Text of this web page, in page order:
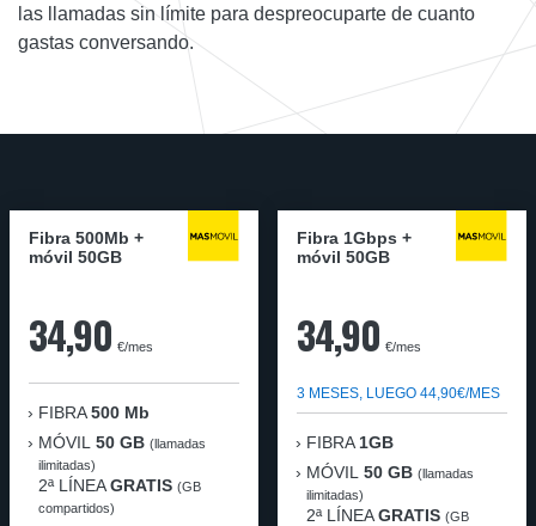
las llamadas sin límite para despreocuparte de cuanto
gastas conversando.
Fibra 500Mb +
móvil 50GB
34,90 €/mes
FIBRA 500 Mb
MÓVIL 50 GB (llamadas
ilimitadas)
2ª LÍNEAGRATIS (GB
compartidos)
Fibra 1Gbps +
móvil 50GB
34,90 €/mes
3 MESES, LUEGO 44,90€/MES
FIBRA 1GB
MÓVIL 50 GB (llamadas
ilimitadas)
2ª LÍNEAGRATIS (GB